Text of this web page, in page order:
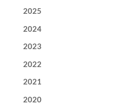
2025
2024
2023
2022
2021
2020